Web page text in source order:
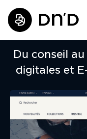
Du conseil
digitales et